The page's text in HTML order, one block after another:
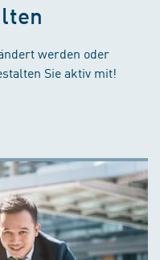
werden oder
Sie aktiv mit!